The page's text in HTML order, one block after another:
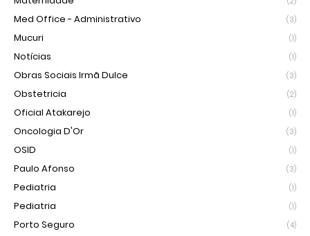
Med Office - Administrativo (3)
Mucuri (1)
Notícias (1)
Obras Sociais Irmã Dulce (3)
Obstetricia (2)
Oficial Atakarejo (1)
Oncologia D'Or (3)
OSID (1)
Paulo Afonso (3)
Pediatria (1)
Pediatria (1)
Porto Seguro (4)